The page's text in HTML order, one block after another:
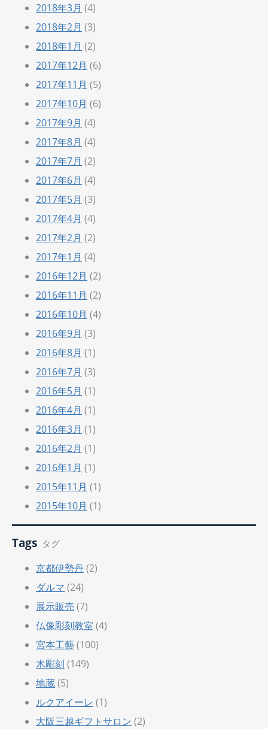
2018年3月 (4)
2018年2月 (3)
2018年1月 (2)
2017年12月 (6)
2017年11月 (5)
2017年10月 (6)
2017年9月 (4)
2017年8月 (4)
2017年7月 (2)
2017年6月 (4)
2017年5月 (3)
2017年4月 (4)
2017年2月 (2)
2017年1月 (4)
2016年12月 (2)
2016年11月 (2)
2016年10月 (4)
2016年9月 (3)
2016年8月 (1)
2016年7月 (3)
2016年5月 (1)
2016年4月 (1)
2016年3月 (1)
2016年2月 (1)
2016年1月 (1)
2015年11月 (1)
2015年10月 (1)
Tags タグ
京都伊勢丹(2)
ダルマ (24)
展示販売 (7)
仏像彫刻教室 (4)
宮本工藝(100)
木彫刻 (149)
地蔵(5)
ルクアイーレ (1)
大阪三越ギフトサロン (2)